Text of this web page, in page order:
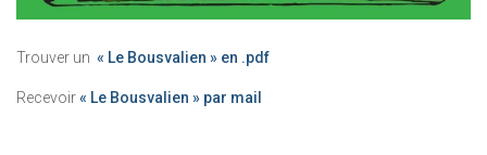
Trouver un « Le Bousvalien » en .pdf
Recevoir« Le Bousvalien » par mail